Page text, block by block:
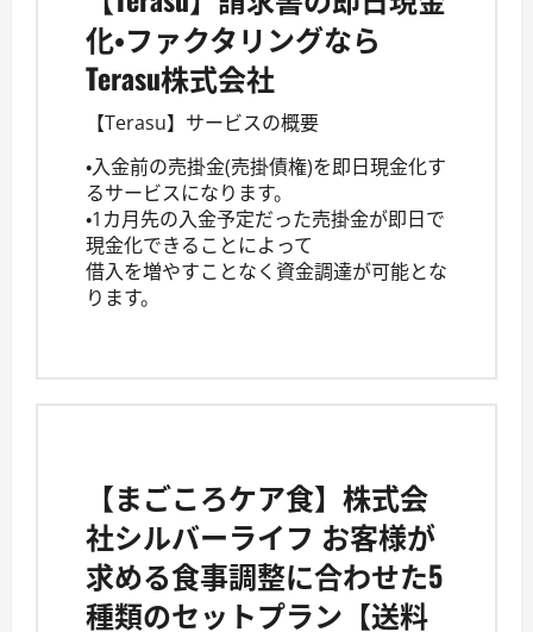
化・ファクタリングなら
Terasu株式会社
【Terasu】サービスの概要
・入金前の売掛金(売掛債権)を即日現金化す
るサービスになります。
・1カ月先の入金予定だった売掛金が即日で
現金化できることによって
借入を増やすことなく資金調達が可能とな
ります。
【まごころケア食】株式会
社シルバーライフ お客様が
求める食事調整に合わせた5
種類のセットプラン【送料